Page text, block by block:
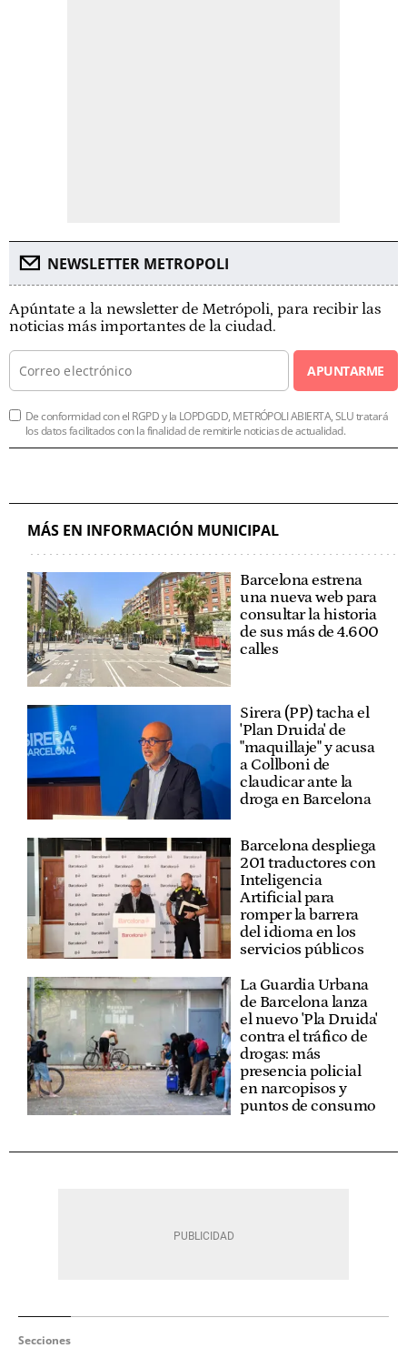
NEWSLETTER METROPOLI
Apúntate a la newsletter de Metrópoli, para recibir las
noticias más importantes de la ciudad.
APUNTARME
De conformidad con el RGPD y la LOPDGDD, METRÓPOLI ABIERTA, SLU tratará
los datos facilitados con la finalidad de remitirle noticias de actualidad.
MÁS EN INFORMACIÓN MUNICIPAL
Barcelona estrena
una nueva web para
consultar la historia
de sus más de 4.600
calles
Sirera (PP) tacha el
'Plan Druida' de
"maquillaje" y acusa
a Collboni de
claudicar ante la
droga en Barcelona
Barcelona despliega
201 traductores con
Inteligencia
Artificial para
romper la barrera
del idioma en los
servicios públicos
La Guardia Urbana
de Barcelona lanza
el nuevo 'Pla Druida'
contra el tráfico de
drogas: más
presencia policial
en narcopisos y
puntos de consumo
Secciones